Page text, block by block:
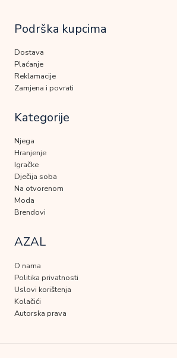
Podrška kupcima
Dostava
Plaćanje
Reklamacije
Zamjena i povrati
Kategorije
Njega
Hranjenje
Igračke
Dječija soba
Na otvorenom
Moda
Brendovi
AZAL
O nama
Politika privatnosti
Uslovi korištenja
Kolačići
Autorska prava